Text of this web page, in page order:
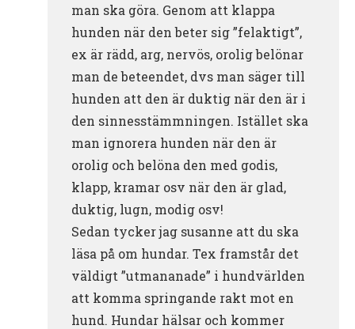
man ska göra. Genom att klappa
hunden när den beter sig ”felaktigt”,
ex är rädd, arg, nervös, orolig belönar
man de beteendet, dvs man säger till
hunden att den är duktig när den är i
den sinnesstämmningen. Istället ska
man ignorera hunden när den är
orolig och belöna den med godis,
klapp, kramar osv när den är glad,
duktig, lugn, modig osv!
Sedan tycker jag susanne att du ska
läsa på om hundar. Tex framstår det
väldigt ”utmananade” i hundvärlden
att komma springande rakt mot en
hund. Hundar hälsar och kommer